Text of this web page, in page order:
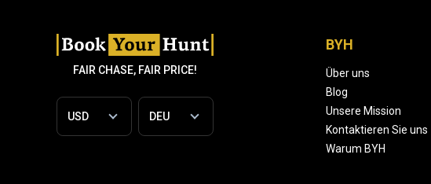
FAIR CHASE, FAIR PRICE!
BYH
Über uns
Blog
Unsere Mission
Kontaktieren Sie uns
Warum BYH